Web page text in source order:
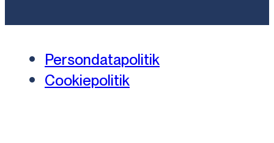
Persondatapolitik
Cookiepolitik